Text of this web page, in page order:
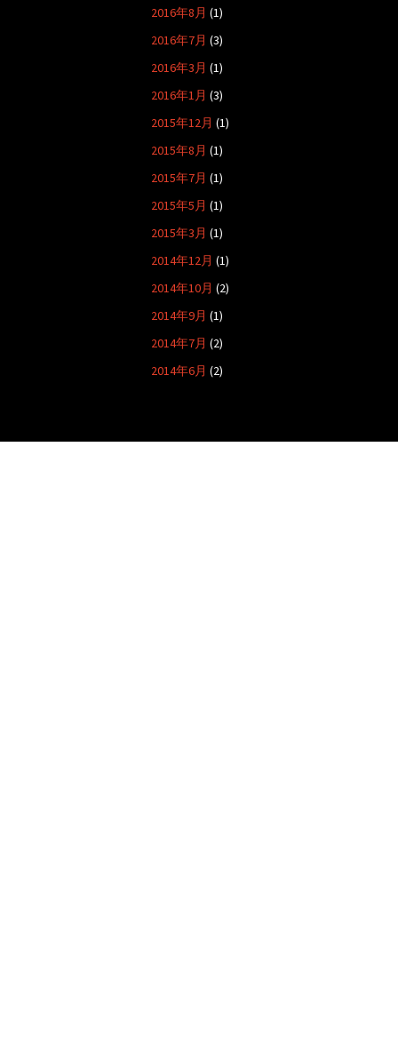
2016年8月 (1)
2016年7月 (3)
2016年3月 (1)
2016年1月 (3)
2015年12月 (1)
2015年8月 (1)
2015年7月 (1)
2015年5月 (1)
2015年3月 (1)
2014年12月 (1)
2014年10月 (2)
2014年9月 (1)
2014年7月 (2)
2014年6月 (2)